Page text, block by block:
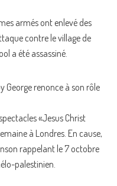
armés ont enlevé des
contre le village de
a été assassiné.
George renonce à son rôle
«Jesus Christ
à Londres. En cause,
rappelant le 7 octobre
palestinien.